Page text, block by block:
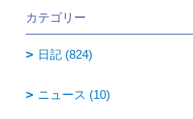
カテゴリー
日記 (824)
ニュース (10)